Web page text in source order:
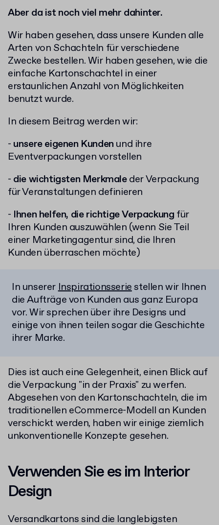
Aber da ist noch viel mehr dahinter.
Wir haben gesehen, dass unsere Kunden alle
Arten von Schachteln für verschiedene
Zwecke bestellen. Wir haben gesehen, wie die
einfache Kartonschachtel in einer
erstaunlichen Anzahl von Möglichkeiten
benutzt wurde.
In diesem Beitrag werden wir:
- unsere eigenen Kunden und ihre
Eventverpackungen vorstellen
- die wichtigsten Merkmaleder Verpackung
für Veranstaltungen definieren
- Ihnen helfen, die richtige Verpackung für
Ihren Kunden auszuwählen (wenn Sie Teil
einer Marketingagentur sind, die Ihren
Kunden überraschen möchte)
In unsererInspirationsseriestellen wir Ihnen
die Aufträge von Kunden aus ganz Europa
vor. Wir sprechen über ihre Designs und
einige von ihnen teilen sogar die Geschichte
ihrer Marke.
Dies ist auch eine Gelegenheit, einen Blick auf
die Verpackung "in der Praxis" zu werfen.
Abgesehen von den Kartonschachteln, die im
traditionellen eCommerce-Modell an Kunden
verschickt werden, haben wir einige ziemlich
unkonventionelle Konzepte gesehen.
Verwenden Sie es im Interior
Design
Versandkartons sind die langlebigsten